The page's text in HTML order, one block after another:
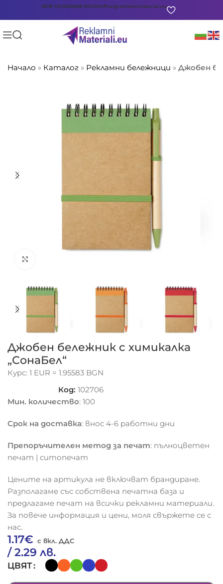
0878 722 8650888 903 601office@reklamnimateriali.eu
Начало » Каталог » Рекламни бележници »Джобен
Джобен бележник с химикалка
„СонаБел“
Курс: 1 EUR = 1.95583 BGN
Код:102706
Мин. количество: 100
Срок на доставка: внос 4-6 работни дни
Препоръчителен метод за печат: пълноцветен
печат | ситопечат
Цените на артикула не включват брандиране.
Разполагаме със собствена печатна база и
предлагаме печат на всички рекламни материали.
За повече информация и цени, моля свържете се с
нас.
1.17€
/ 2.29 лв.
ЦВЯТ